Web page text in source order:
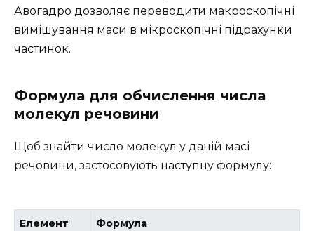
Авогадро дозволяє переводити макроскопічні
вимішування маси в мікроскопічні підрахунки
частинок.
Формула для обчислення числа
молекул речовини
Щоб знайти число молекул у даній масі
речовини, застосовують наступну формулу:
Елемент Формула